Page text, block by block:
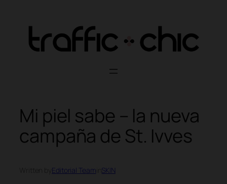
content
Mi piel sabe – la nueva
campaña de St. Ivves
Editorial Team SKIN